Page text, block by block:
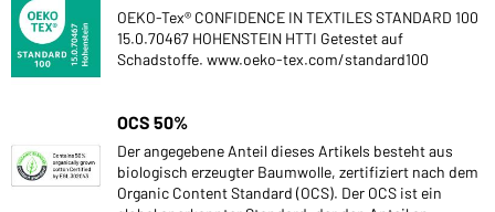
OEKO-Tex® CONFIDENCE IN TEXTILES STANDARD 100
15.0.70467 HOHENSTEIN HTTI Getestet auf
Schadstoffe. www.oeko-tex.com/standard100
OCS 50%
Der angegebene Anteil dieses Artikels besteht aus
biologisch erzeugter Baumwolle, zertifiziert nach dem
Organic Content Standard (OCS). Der OCS ist ein